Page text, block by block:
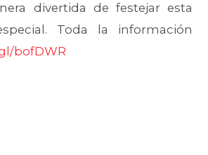
divertida de festejar esta
Toda la información
bofDWR